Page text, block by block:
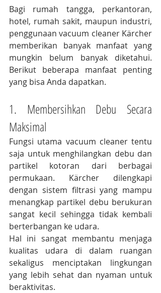
Bagi rumah tangga, perkantoran,
hotel, rumah sakit, maupun industri,
penggunaan vacuum cleaner Kärcher
memberikan banyak manfaat yang
mungkin belum banyak diketahui.
Berikut beberapa manfaat penting
yang bisa Anda dapatkan.
1. Membersihkan Debu Secara
Maksimal
Fungsi utama vacuum cleaner tentu
saja untuk menghilangkan debu dan
partikel kotoran dari berbagai
permukaan. Kärcher dilengkapi
dengan sistem filtrasi yang mampu
menangkap partikel debu berukuran
sangat kecil sehingga tidak kembali
berterbangan ke udara.
Hal ini sangat membantu menjaga
kualitas udara di dalam ruangan
sekaligus menciptakan lingkungan
yang lebih sehat dan nyaman untuk
beraktivitas.